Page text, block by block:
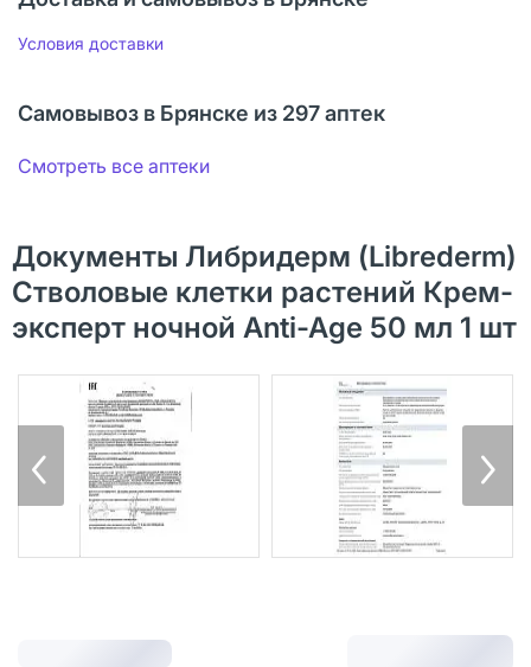
Условия доставки
Самовывоз в Брянске из 297 аптек
Смотреть все аптеки
Документы Либридерм (Librederm)
Стволовые клетки растений Крем-
эксперт ночной Anti-Age 50 мл 1 шт